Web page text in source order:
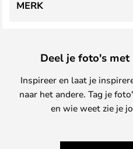
MERK
Deel je foto's met
Inspireer en laat je
naar het andere. Tag je
en wie weet zie je